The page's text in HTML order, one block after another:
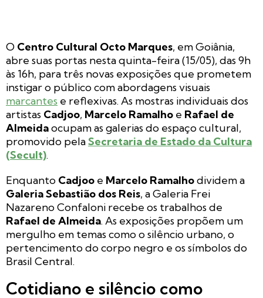
O Centro Cultural Octo Marques, em Goiânia,
abre suas portas nesta quinta-feira (15/05), das 9h
às 16h, para três novas exposições que prometem
instigar o público com abordagens visuais
marcantes e reflexivas. As mostras individuais dos
artistas Cadjoo, Marcelo Ramalho e Rafael de
Almeidaocupam as galerias do espaço cultural,
promovido pelaSecretaria de Estado da Cultura
(Secult).
Enquanto Cadjoo e Marcelo Ramalhodividem a
Galeria Sebastião dos Reis, a Galeria Frei
Nazareno Confaloni recebe os trabalhos de
Rafael de Almeida. As exposições propõem um
mergulho em temas como o silêncio urbano, o
pertencimento do corpo negro e os símbolos do
Brasil Central.
Cotidiano e silêncio como